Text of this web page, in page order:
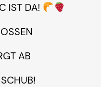
IST DA!
P
AB S
J